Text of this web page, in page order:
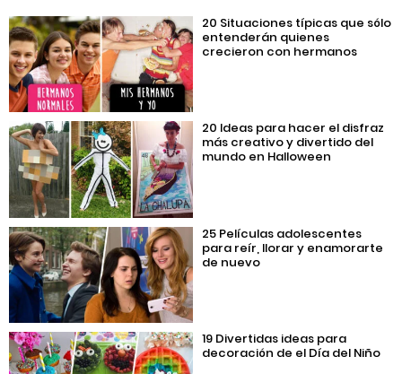
20 Situaciones típicas que sólo
entenderán quienes
crecieron con hermanos
20 Ideas para hacer el disfraz
más creativo y divertido del
mundo en Halloween
25 Películas adolescentes
para reír, llorar y enamorarte
de nuevo
19 Divertidas ideas para
decoración de el Día del Niño